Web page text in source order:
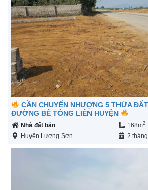
CẦN CHUYỂN NHƯỢNG 5 THỬA
ĐƯỜNG BÊ TÔNG LIÊN HUYỆN
Nhà đất bán 168m2
Huyện Lương Sơn 2